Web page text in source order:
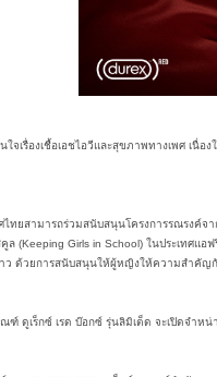
ใจเรื่องเชื้อเอชไอวีและสุขภาพทางเพศ เ
ยสามารถร่วมสนับสนุนโครงการรณรงค์จา
(Keeping Girls in School) ในประเทศแ
ด้วยการสนับสนุนให้ผู้หญิงให้ความสำคัญกั
ดูเร็กซ์ เรด บ๊อกซ์ รุ่นลิมิเต็ด จะเปิดจำห